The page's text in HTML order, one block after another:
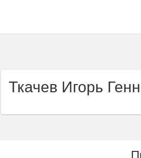
Ткачев Игорь